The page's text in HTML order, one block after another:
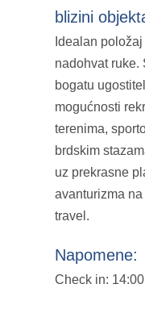
blizini
Idealan
nadohvat ruke.
bogatu
mogućnosti
terenima,
brdskim
uz prekrasne
avanturizma
travel.
Napomene:
Check in: